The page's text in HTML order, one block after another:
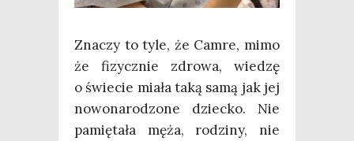
Zna­czy to tyle, że Cam­re, mimo
że fizycz­nie zdro­wa, wie­dzę
o świe­cie mia­ła taką samą jak jej
nowo­na­ro­dzo­ne dziec­ko. Nie
pamię­ta­ła męża, rodzi­ny, nie